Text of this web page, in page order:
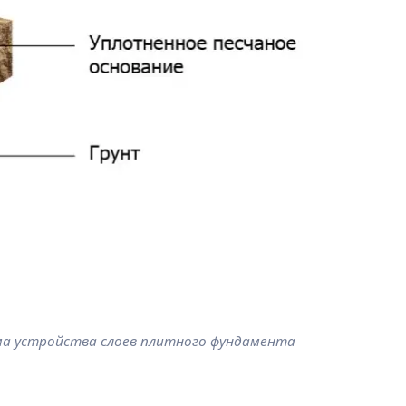
устройства слоев плитного фундамента